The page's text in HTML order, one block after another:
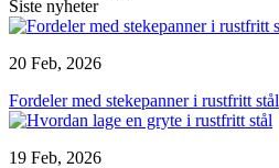
Siste nyheter
20 Feb, 2026
Fordeler med stekepanner i rustfritt stål
19 Feb, 2026